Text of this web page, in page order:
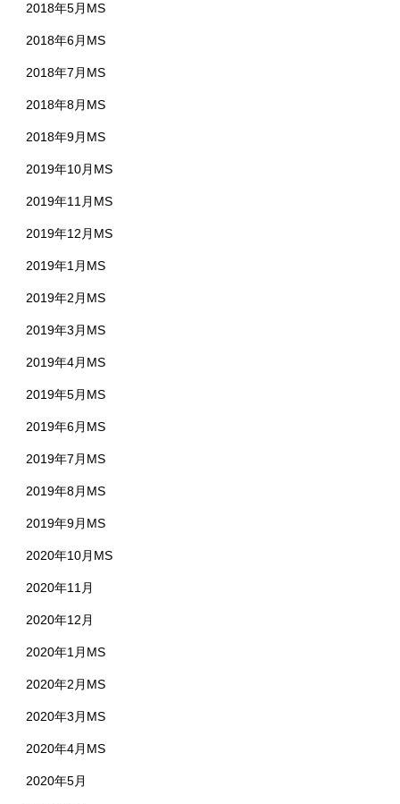
2018年5月MS
2018年6月MS
2018年7月MS
2018年8月MS
2018年9月MS
2019年10月MS
2019年11月MS
2019年12月MS
2019年1月MS
2019年2月MS
2019年3月MS
2019年4月MS
2019年5月MS
2019年6月MS
2019年7月MS
2019年8月MS
2019年9月MS
2020年10月MS
2020年11月
2020年12月
2020年1月MS
2020年2月MS
2020年3月MS
2020年4月MS
2020年5月